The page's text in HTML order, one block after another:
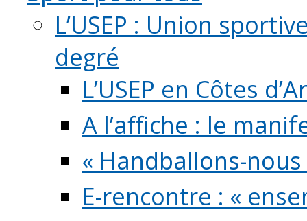
L’USEP : Union
degré
L’USEP en Côtes
A l’affiche : le
« Handballons-
E-rencontre : «